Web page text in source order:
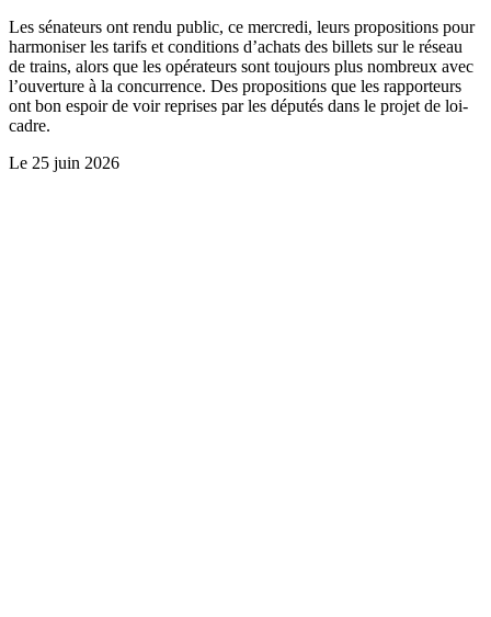
Les sénateurs ont rendu public, ce mercredi, leurs propositions pour
harmoniser les tarifs et conditions d’achats des billets sur le réseau
de trains, alors que les opérateurs sont toujours plus nombreux avec
l’ouverture à la concurrence. Des propositions que les rapporteurs
ont bon espoir de voir reprises par les députés dans le projet de loi-
cadre.
Le 25 juin 2026